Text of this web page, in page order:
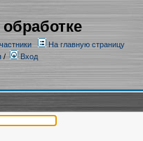
На главную страницу
/ Вход